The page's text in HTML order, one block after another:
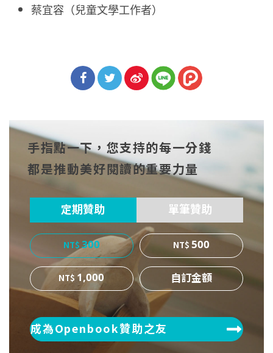
蔡宜容（兒童文學工作者）
cebo
ok
witt
er
博
手指點一下，您支持的每一分錢
都是推動美好閱讀的重要力量
定期贊助 單筆贊助
300
500
1,000
成為Openbook贊助之友